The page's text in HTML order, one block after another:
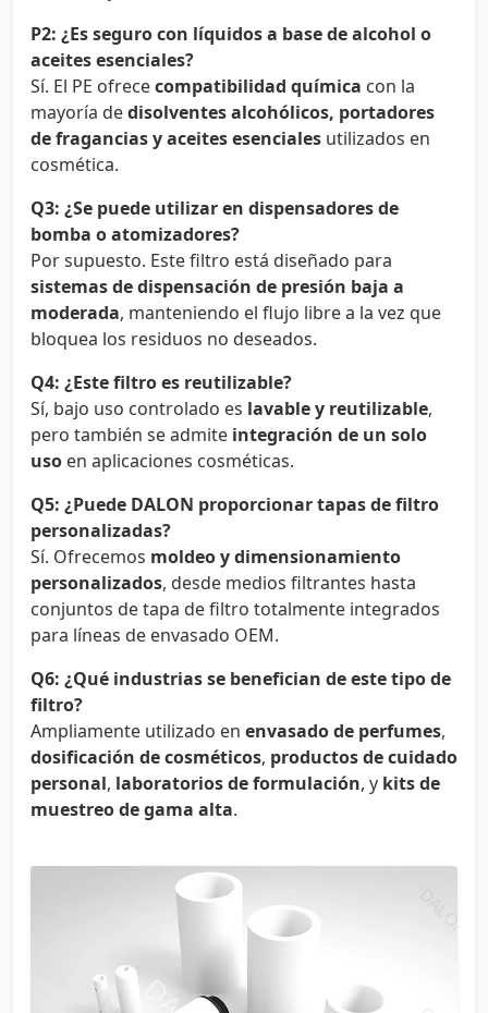
P2: ¿Es seguro con líquidos a base de alcohol o
aceites esenciales?
Sí. El PE ofrececompatibilidad química con la
mayoría dedisolventes alcohólicos, portadores
de fragancias y aceites esenciales utilizados en
cosmética.
Q3: ¿Se puede utilizar en dispensadores de
bomba o atomizadores?
Por supuesto. Este filtro está diseñado para
sistemas de dispensación de presión baja a
moderada, manteniendo el flujo libre a la vez que
bloquea los residuos no deseados.
Q4: ¿Este filtro es reutilizable?
Sí, bajo uso controlado es lavable y reutilizable,
pero también se admite integración de un solo
uso en aplicaciones cosméticas.
Q5: ¿Puede DALON proporcionar tapas de filtro
personalizadas?
Sí. Ofrecemos moldeo y dimensionamiento
personalizados, desde medios filtrantes hasta
conjuntos de tapa de filtro totalmente integrados
para líneas de envasado OEM.
Q6: ¿Qué industrias se benefician de este tipo de
filtro?
Ampliamente utilizado en envasado de perfumes,
dosificación de cosméticos, productos de cuidado
personal, laboratorios de formulación, y kits de
muestreo de gama alta.